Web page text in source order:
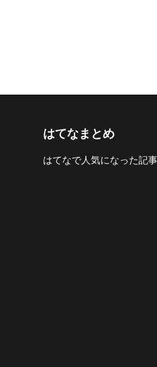
はてなまとめ
はてなで人気になった記